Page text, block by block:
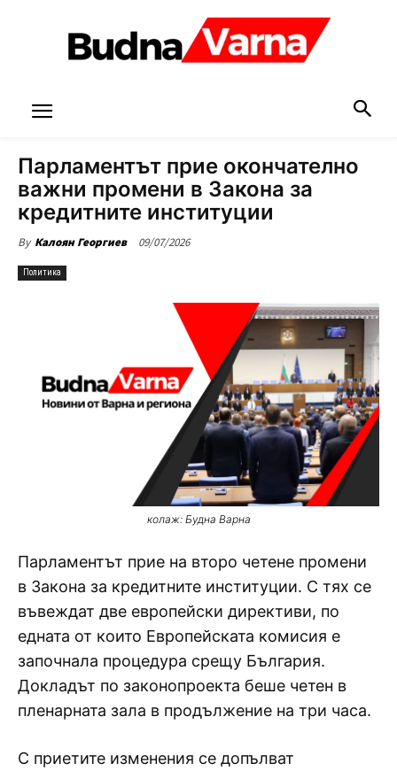
Парламентът прие окончателно
важни промени в Закона за
кредитните институции
By Калоян Георгиев 09/07/2026
Политика
колаж: Будна Варна
Парламентът прие на второ четене промени
в Закона за кредитните институции. С тях се
въвеждат две европейски директиви, по
едната от които Европейската комисия е
започнала процедура срещу България.
Докладът по законопроекта беше четен в
пленарната зала в продължение на три часа.
С приетите изменения се допълват